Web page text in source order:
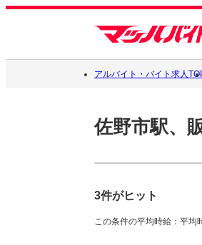
アルバイト・バイト求人
佐野市駅、
3件がヒット
この条件の平均時給：平均